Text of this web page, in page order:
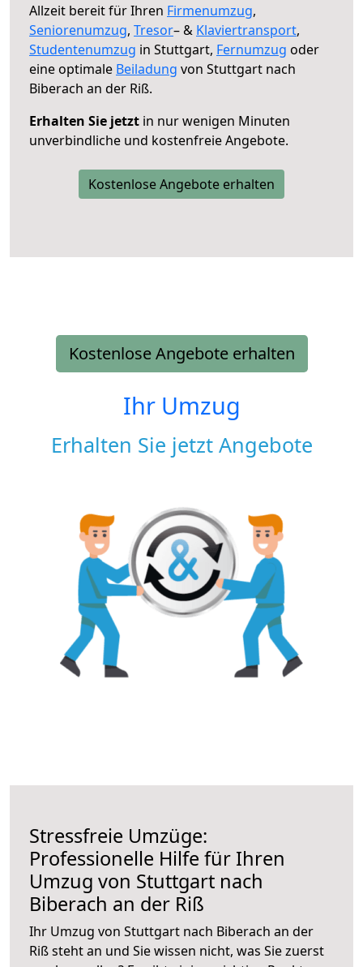
Allzeit bereit für Ihren Firmenumzug,
Seniorenumzug, Tresor– & Klaviertransport,
Studentenumzug in Stuttgart, Fernumzug oder
eine optimale Beiladung von Stuttgart nach
Biberach an der Riß.
Erhalten Sie jetzt in nur wenigen Minuten
unverbindliche und kostenfreie Angebote.
Kostenlose Angebote erhalten
Kostenlose Angebote erhalten
Ihr Umzug
Erhalten Sie jetzt Angebote
Stressfreie Umzüge:
Professionelle Hilfe für Ihren
Umzug von Stuttgart nach
Biberach an der Riß
Ihr Umzug von Stuttgart nach Biberach an der
Riß steht an und Sie wissen nicht, was Sie zuerst